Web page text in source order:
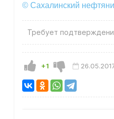
© Сахалинский
Требует
+1